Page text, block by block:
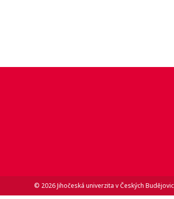
© 2026 Jihočeská univerzita v Českých